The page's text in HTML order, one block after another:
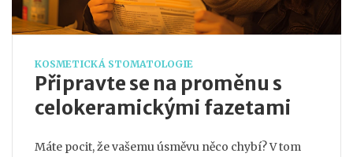
KOSMETICKÁ STOMATOLOGIE
Připravte se na proměnu s
celokeramickými fazetami
Máte pocit, že vašemu úsměvu něco chybí? V tom